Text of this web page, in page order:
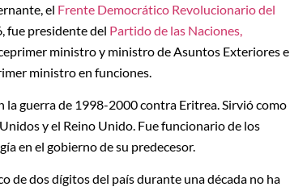
el Frente Democrático Revolucionario del
fue presidente del Partido de las Naciones,
ministro y ministro de Asuntos Exteriores
ministro en funciones.
guerra de 1998-2000 contra Eritrea. Sirvió como
y el Reino Unido. Fue funcionario de los
en el gobierno de su predecesor.
de dos dígitos del país durante una década no ha